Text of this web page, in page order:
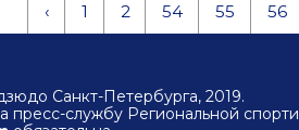
‹ 1 2 54 55 56
Санкт-Петербурга, 2019.
пресс-службу Региональной